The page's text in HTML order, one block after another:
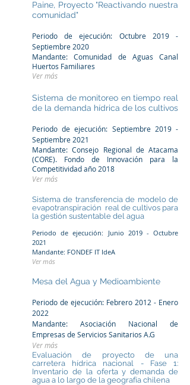
Paine, Proyecto "Reactivando nuestra
comunidad"
Periodo de ejecución: Octubre 2019 -
Septiembre 2020
Mandante: Comunidad de Aguas Canal
Huertos Familiares
Ver más
Sistema de monitoreo en tiempo real
de la demanda hídrica de los cultivos
Periodo de ejecución: Septiembre 2019 -
Septiembre 2021
Mandante:Consejo Regional de Atacama
(CORE). Fondo de Innovación para la
Competitividad año 2018
Ver más
Sistema de transferencia de modelo de
evapotranspiración real de cultivos para
la gestión sustentable del agua
Periodo de ejecución: Junio 2019 - Octubre
2021
Mandante: FONDEF IT IdeA
Ver más
Mesa del Agua y Medioambiente
Periodo de ejecución: Febrero 2012 - Enero
2022
Mandante: Asociación Nacional de
Empresas de Servicios Sanitarios A.G
Ver más
Evaluación de proyecto de una
carretera hídrica nacional - Fase 1:
Inventario de la oferta y demanda de
agua a lo largo de la geografía chilena